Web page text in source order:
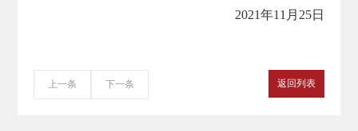
2021年11月25日
上一条 下一条 返回列表